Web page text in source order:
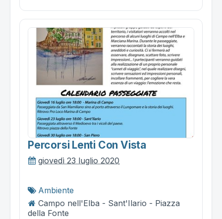
Percorsi Lenti Con Vista
giovedì 23 luglio 2020
Ambiente
Campo nell'Elba - Sant'Ilario - Piazza
della Fonte